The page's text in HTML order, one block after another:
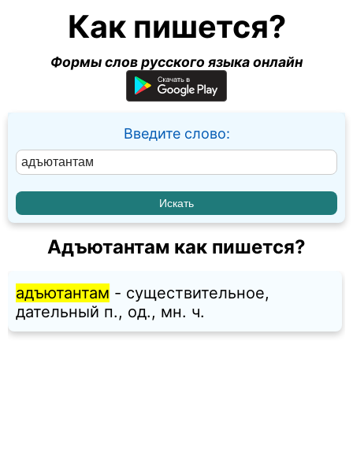
Как пишется?
Формы слов русского языка онлайн
Введите слово:
Адъютантам как пишется?
адъютантам - существительное,
дательный п., од., мн. ч.